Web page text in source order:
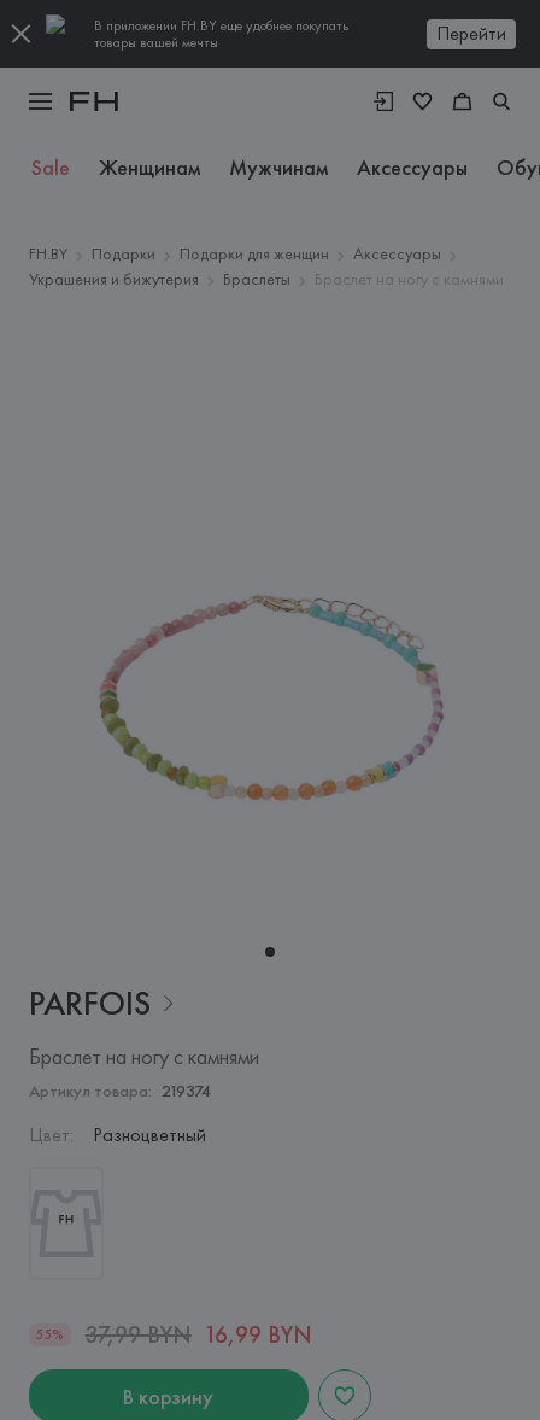
В приложении FH.BY еще удобнее покупать
товары вашей мечты
Перейти
Sale Женщинам Мужчинам Аксессуары
FH.BY Подарки Подарки для женщин
Аксессуары
Украшения и бижутерия
Браслеты Браслет на ногу с камнями
PARFOIS
Браслет на ногу с камнями
Артикул товара: 219374
Цвет: Разноцветный
55% 37,99 BYN 16,99 BYN
В корзину